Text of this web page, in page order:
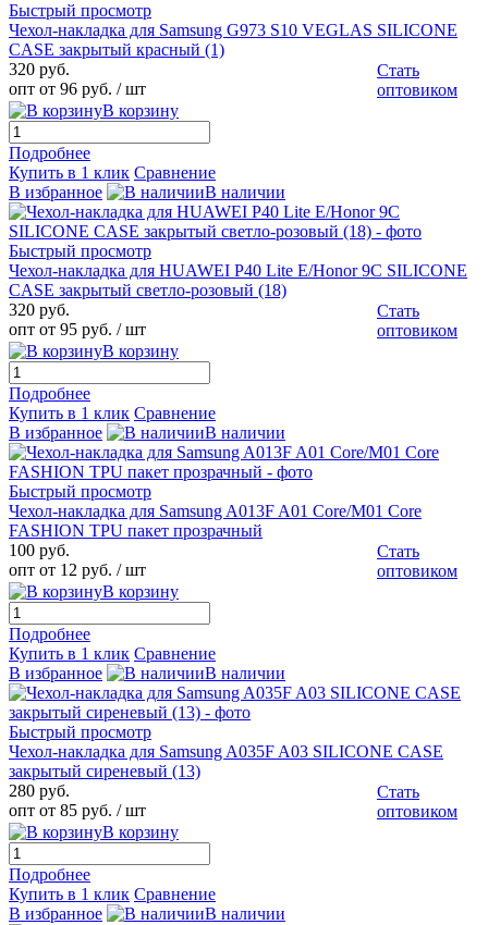
Быстрый просмотр
Чехол-накладка для Samsung G973 S10 VEGLAS SILICONE
CASE закрытый красный (1)
320 руб.
опт от 96 руб. / шт
Стать
оптовиком
В корзину
Подробнее
Купить в 1 клик Сравнение
В избранное
В наличии
Быстрый просмотр
Чехол-накладка для HUAWEI P40 Lite E/Honor 9C SILICONE
CASE закрытый светло-розовый (18)
320 руб.
опт от 95 руб. / шт
Стать
оптовиком
В корзину
Подробнее
Купить в 1 клик Сравнение
В избранное
В наличии
Быстрый просмотр
Чехол-накладка для Samsung A013F A01 Core/M01 Core
FASHION TPU пакет прозрачный
100 руб.
опт от 12 руб. / шт
Стать
оптовиком
В корзину
Подробнее
Купить в 1 клик Сравнение
В избранное
В наличии
Быстрый просмотр
Чехол-накладка для Samsung A035F A03 SILICONE CASE
закрытый сиреневый (13)
280 руб.
опт от 85 руб. / шт
Стать
оптовиком
В корзину
Подробнее
Купить в 1 клик Сравнение
В избранное
В наличии